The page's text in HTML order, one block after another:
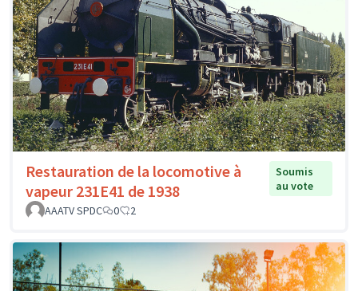
Restauration de la locomotive à
vapeur 231E41 de 1938
Soumis
au vote
AAATV SPDC
0 2